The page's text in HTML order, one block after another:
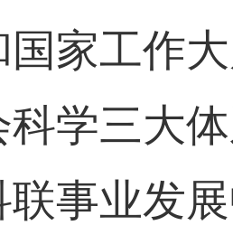
国家工作
科学三大
联事业发